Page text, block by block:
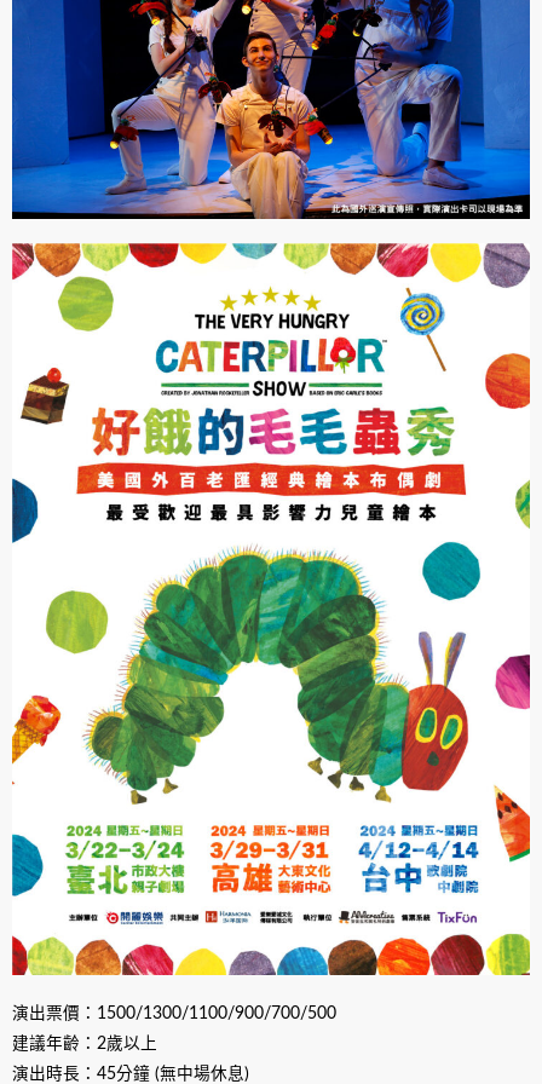
演出票價：1500/1300/1100/900/700/500
建議年齡：2歲以上
演出時長：45分鐘 (無中場休息)